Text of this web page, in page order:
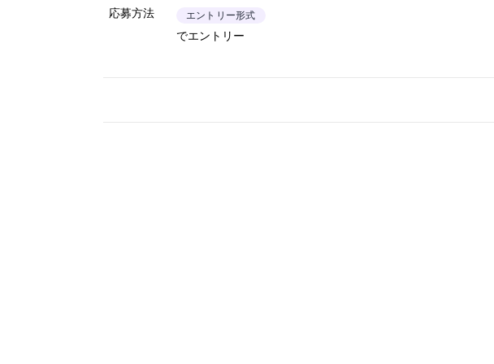
応募方法 エントリー形式
でエントリー